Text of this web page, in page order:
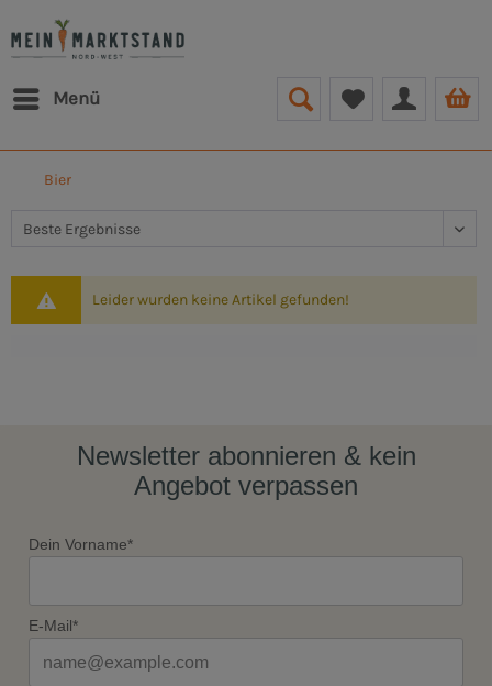
Menü
Bier
Leider wurden keine Artikel gefunden!
Newsletter abonnieren & kein
Angebot verpassen
Dein Vorname*
E-Mail*